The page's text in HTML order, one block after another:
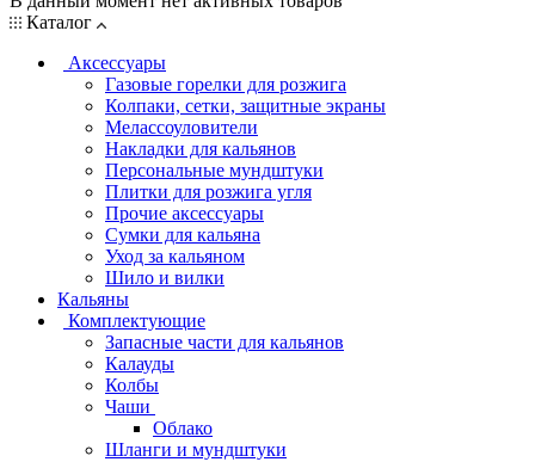
Каталог
Аксессуары
Газовые горелки для розжига
Колпаки, сетки, защитные экраны
Мелассоуловители
Накладки для кальянов
Персональные мундштуки
Плитки для розжига угля
Прочие аксессуары
Сумки для кальяна
Уход за кальяном
Шило и вилки
Кальяны
Комплектующие
Запасные части для кальянов
Калауды
Колбы
Чаши
Облако
Шланги и мундштуки